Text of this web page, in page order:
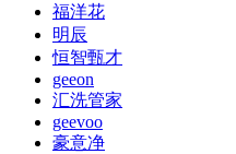
福洋花
明辰
恒智甄才
geeon
汇洗管家
geevoo
豪意净